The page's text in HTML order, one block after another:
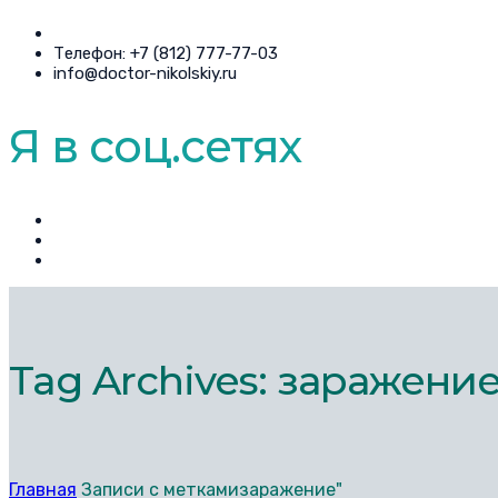
Телефон: +7 (812) 777-77-03
info@doctor-nikolskiy.ru
Я в соц.сетях
Tag Archives:
Главная Записи с меткамизаражение"